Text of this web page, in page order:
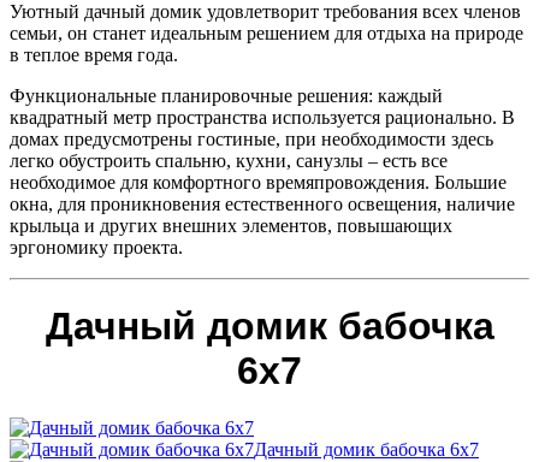
Уютный дачный домик удовлетворит требования всех членов
семьи, он станет идеальным решением для отдыха на природе
в теплое время года.
Функциональные планировочные решения: каждый
квадратный метр пространства используется рационально. В
домах предусмотрены гостиные, при необходимости здесь
легко обустроить спальню, кухни, санузлы – есть все
необходимое для комфортного времяпровождения. Большие
окна, для проникновения естественного освещения, наличие
крыльца и других внешних элементов, повышающих
эргономику проекта.
Дачный домик бабочка
6х7
Дачный домик бабочка 6х7